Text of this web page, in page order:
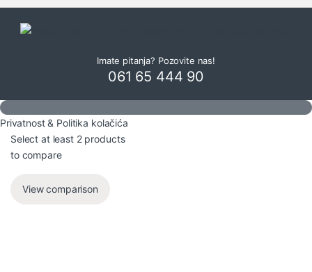
Imate pitanja? Pozovite nas!
061 65 444 90
Privatnost & Politika kolačića
Select at least 2 products
to compare
View comparison